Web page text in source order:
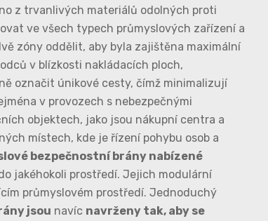
z trvanlivých materiálů odolných proti
ve všech typech průmyslových zařízení a
zóny oddělit, aby byla zajištěna maximální
v blízkosti nakládacích ploch,
označit únikové cesty, čímž minimalizují
v provozech s nebezpečnými
objektech, jako jsou nákupní centra a
místech, kde je řízení pohybu osob a
bezpečnostní brány nabízené
jakéhokoli prostředí. Jejich modulární
průmyslovém prostředí. Jednoduchý
jsou navíc navrženy tak, aby se